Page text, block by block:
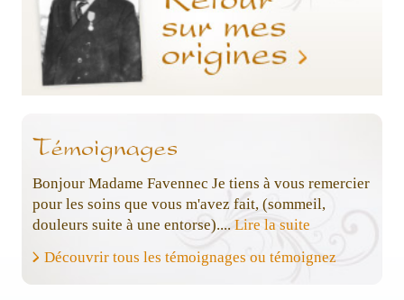
Bonjour Madame Favennec Je tiens à vous remercier
pour les soins que vous m'avez fait, (sommeil,
douleurs suite à une entorse).... Lire la suite
Découvrir tous les témoignages ou témoignez